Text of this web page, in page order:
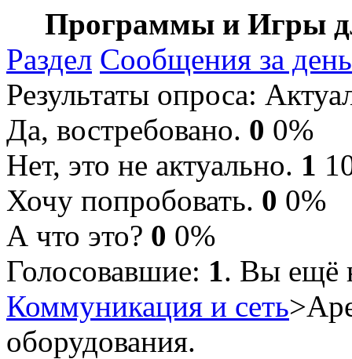
Программы и Игры
Раздел Сообщения за день
Результаты опроса:
Да, востребовано. 0 0%
Нет, это не актуально. 1
Хочу попробовать. 0 0%
А что это? 0 0%
Голосовавшие: 1. Вы ещё
Коммуникация и сеть
оборудования.